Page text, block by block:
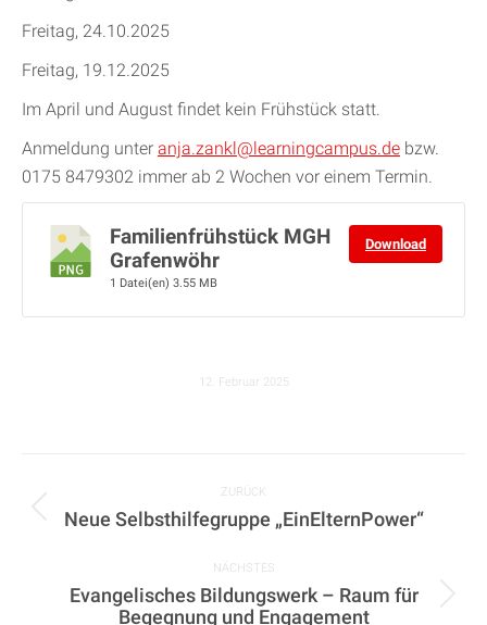
Freitag, 24.10.2025
Freitag, 19.12.2025
Im April und August findet kein Frühstück statt.
Anmeldung unter anja.zankl@learningcampus.de bzw.
0175 8479302 immer ab 2 Wochen vor einem Termin.
Familienfrühstück MGH
Grafenwöhr
1 Datei(en) 3.55 MB
Download
12. Februar 2025
ZURÜCK
Vorheriger
Neue Selbsthilfegruppe „EinElternPower“
NÄCHSTES
Nächster
Evangelisches Bildungswerk – Raum für
Begegnung und Engagement